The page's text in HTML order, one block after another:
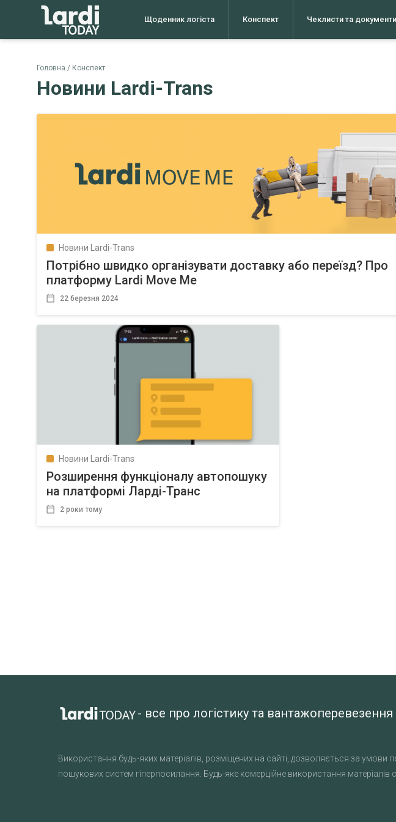
Щоденник логіста Конспект Чеклисти та документи
Головна Конспект
Новини Lardi-Trans
Новини Lardi-Trans
Потрібно швидко організувати доставку або переїзд? Про
платформу Lardi Move Me
22 березня 2024
Новини Lardi-Trans
Розширення функціоналу автопошуку
на платформі Ларді-Транс
2 роки тому
- все про логістику та вантажоперевезення
Використання будь-яких матеріалів, розміщених на сайті, дозволяється за умови
пошукових систем гіперпосилання. Будь-яке комерційне використання матеріалів